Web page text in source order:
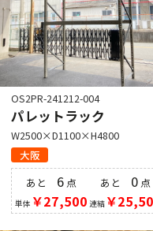
OS2PR-241212-004
パレットラック
W2500×D1100×H4800
大阪
あと 6 点
単体 ￥27,500
あと 0点
連結￥